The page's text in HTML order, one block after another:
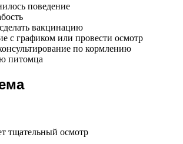
поведение
вакцинацию
с графиком или провести осмотр
по кормлению
питомца
тщательный осмотр